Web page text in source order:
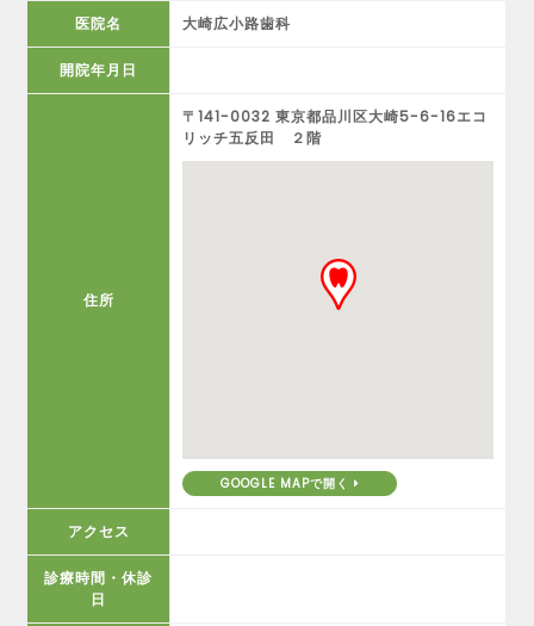
医院名 大崎広小路歯科
開院年月日
住所
〒141-0032 東京都品川区大崎5-6-16エコ
リッチ五反田 ２階
GOOGLE MAPで開く
アクセス
診療時間・休診
日